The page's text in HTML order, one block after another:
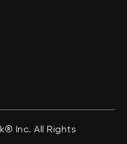
Inc. All Rights